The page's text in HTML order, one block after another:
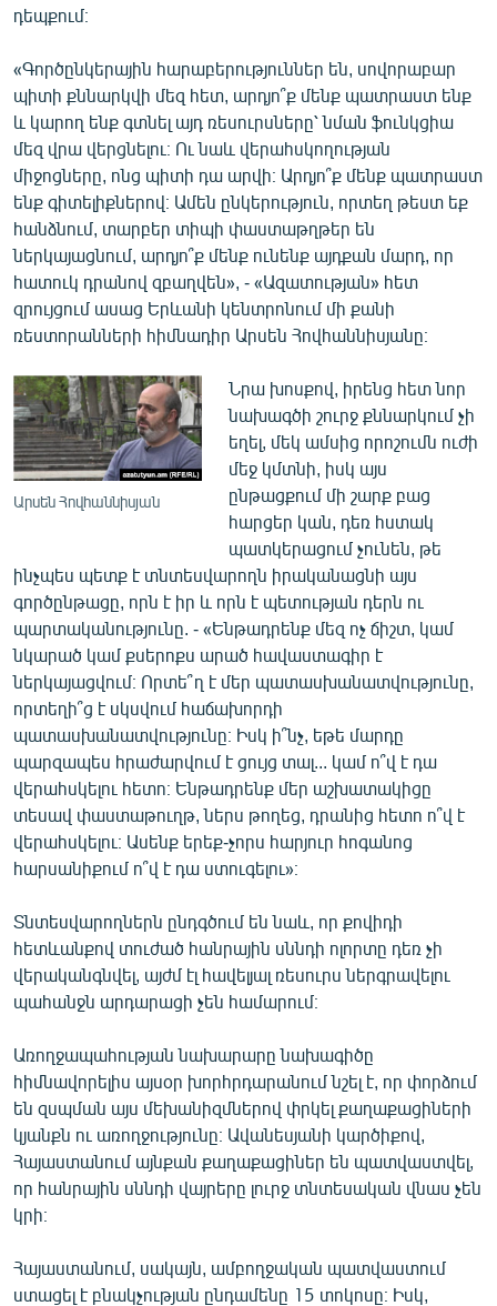
«Ազատության» բոլոր կայքերը
դեպքում։
«Գործընկերային հարաբերություններ են, սովորաբար
պիտի քննարկվի մեզ հետ, արդյո՞ք մենք պատրաստ ենք
և կարող ենք գտնել այդ ռեսուրսները՝ նման ֆունկցիա
մեզ վրա վերցնելու։ Ու նաև վերահսկողության
միջոցները, ոնց պիտի դա արվի։ Արդյո՞ք մենք պատրաստ
ենք գիտելիքներով։ Ամեն ընկերություն, որտեղ թեստ եք
հանձնում, տարբեր տիպի փաստաթղթեր են
ներկայացնում, արդյո՞ք մենք ունենք այդքան մարդ, որ
հատուկ դրանով զբաղվեն», - «Ազատության» հետ
զրույցում ասաց Երևանի կենտրոնում մի քանի
ռեստորանների հիմնադիր Արսեն Հովհաննիսյանը։
Արսեն Հովհաննիսյան
Նրա խոսքով, իրենց հետ նոր
նախագծի շուրջ քննարկում չի
եղել, մեկ ամսից որոշումն ուժի
մեջ կմտնի, իսկ այս
ընթացքում մի շարք բաց
հարցեր կան, դեռ հստակ
պատկերացում չունեն, թե
ինչպես պետք է տնտեսվարողն իրականացնի այս
գործընթացը, որն է իր և որն է պետության դերն ու
պարտականությունը. - «Ենթադրենք մեզ ոչ ճիշտ, կամ
նկարած կամ քսերոքս արած հավաստագիր է
ներկայացվում։ Որտե՞ղ է մեր պատասխանատվությունը,
որտեղի՞ց է սկսվում հաճախորդի
պատասխանատվությունը։ Իսկ ի՞նչ, եթե մարդը
պարզապես հրաժարվում է ցույց տալ... կամ ո՞վ է դա
վերահսկելու հետո։ Ենթադրենք մեր աշխատակիցը
տեսավ փաստաթուղթ, ներս թողեց, դրանից հետո ո՞վ է
վերահսկելու։ Ասենք երեք-չորս հարյուր հոգանոց
հարսանիքում ո՞վ է դա ստուգելու»։
Տնտեսվարողներն ընդգծում են նաև, որ քովիդի
հետևանքով տուժած հանրային սննդի ոլորտը դեռ չի
վերականգնվել, այժմ էլ հավելյալ ռեսուրս ներգրավելու
պահանջն արդարացի չեն համարում։
Առողջապահության նախարարը նախագիծը
հիմնավորելիս այսօր խորհրդարանում նշել է, որ փորձում
են զսպման այս մեխանիզմներով փրկել քաղաքացիների
կյանքն ու առողջությունը։ Ավանեսյանի կարծիքով,
Հայաստանում այնքան քաղաքացիներ են պատվաստվել,
որ հանրային սննդի վայրերը լուրջ տնտեսական վնաս չեն
կրի։
Հայաստանում, սակայն, ամբողջական պատվաստում
ստացել է բնակչության ընդամենը 15 տոկոսը։ Իսկ,